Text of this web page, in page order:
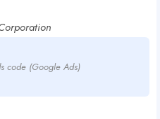
code (Google Ads)